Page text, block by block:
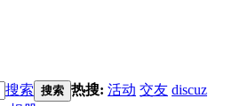
搜索 搜索 热搜: 活动 交友 discuz